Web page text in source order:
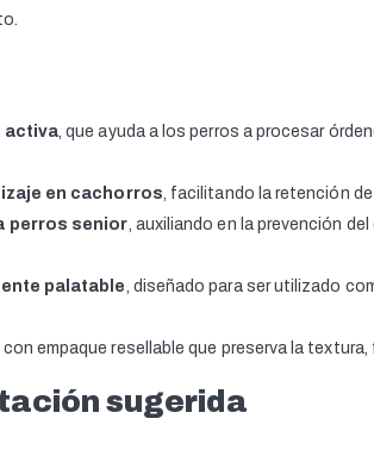
activa, que ayuda a los perros a procesar
en cachorros, facilitando la retención
perros senior, auxiliando en la prevención
palatable, diseñado para ser utilizado
con empaque resellable que preserva la
sugerida